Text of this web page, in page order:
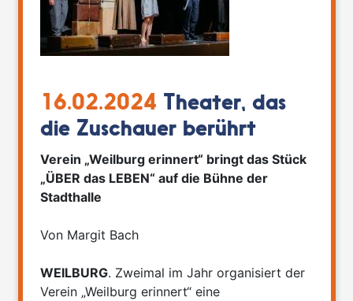
16.02.2024 Theater, das
die Zuschauer berührt
Verein „Weilburg erinnert“ bringt das Stück
„ÜBER das LEBEN“ auf die Bühne der
Stadthalle
Von Margit Bach
WEILBURG. Zweimal im Jahr organisiert der
Verein „Weilburg erinnert“ eine